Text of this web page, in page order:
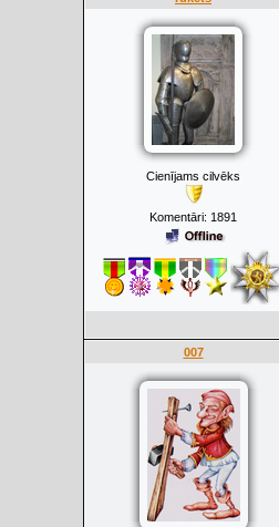
Cienījams cilvēks
Komentāri: 1891
007